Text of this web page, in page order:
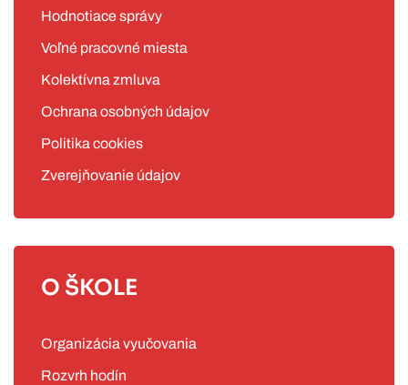
Hodnotiace správy
Voľné pracovné miesta
Kolektívna zmluva
Ochrana osobných údajov
Politika cookies
Zverejňovanie údajov
O ŠKOLE
Organizácia vyučovania
Rozvrh hodín